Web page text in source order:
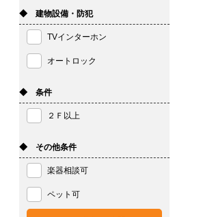
◆ 建物設備・防犯
TVインターホン
オートロック
◆ 条件
２Ｆ以上
◆ その他条件
楽器相談可
ペット可